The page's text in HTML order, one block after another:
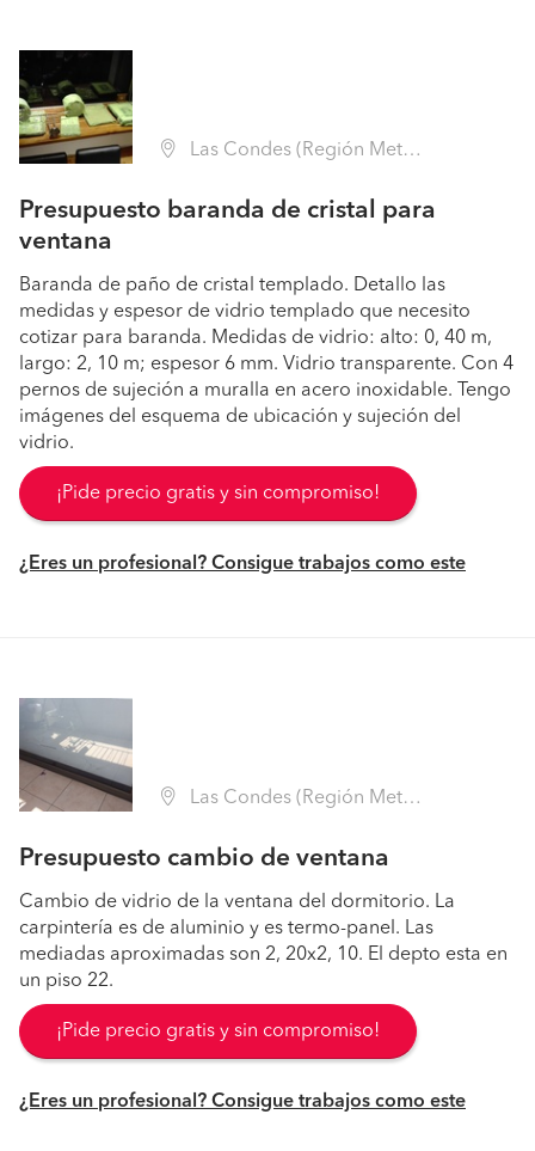
Las Condes (Región Metropolitana - Santiago)
Presupuesto baranda de cristal para
ventana
Baranda de paño de cristal templado. Detallo las
medidas y espesor de vidrio templado que necesito
cotizar para baranda. Medidas de vidrio: alto: 0, 40 m,
largo: 2, 10 m; espesor 6 mm. Vidrio transparente. Con 4
pernos de sujeción a muralla en acero inoxidable. Tengo
imágenes del esquema de ubicación y sujeción del
vidrio.
¡Pide precio gratis y sin compromiso!
¿Eres un profesional? Consigue trabajos como este
Las Condes (Región Metropolitana - Santiago)
Presupuesto cambio de ventana
Cambio de vidrio de la ventana del dormitorio. La
carpintería es de aluminio y es termo-panel. Las
mediadas aproximadas son 2, 20x2, 10. El depto esta en
un piso 22.
¡Pide precio gratis y sin compromiso!
¿Eres un profesional? Consigue trabajos como este